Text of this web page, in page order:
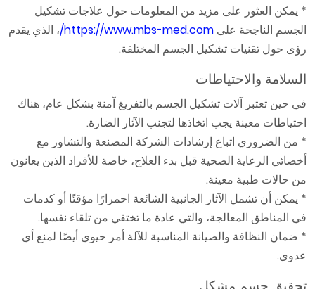
* يمكن العثور على مزيد من المعلومات حول علاجات تشكيل
الجسم الناجحة على https://www.mbs-med.com/ ، الذي يقدم
رؤى حول تقنيات تشكيل الجسم المختلفة.
السلامة والاحتياطات
في حين تعتبر آلات تشكيل الجسم بالتفريغ آمنة بشكل عام، هناك
احتياطات معينة يجب اتخاذها لتجنب الآثار الضارة.
* من الضروري اتباع إرشادات الشركة المصنعة والتشاور مع
أخصائي الرعاية الصحية قبل بدء العلاج، خاصة للأفراد الذين يعانون
من حالات طبية معينة.
* يمكن أن تشمل الآثار الجانبية الشائعة احمرارًا مؤقتًا أو كدمات
في المناطق المعالجة، والتي عادة ما تختفي من تلقاء نفسها.
* ضمان النظافة والصيانة المناسبة للآلة أمر حيوي أيضًا لمنع أي
عدوى.